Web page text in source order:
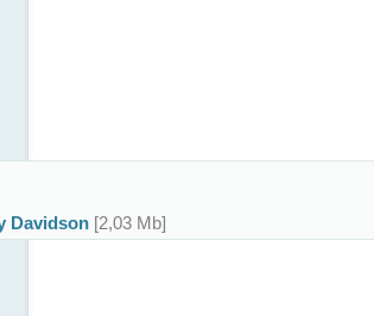
Davidson [2,03 Mb]